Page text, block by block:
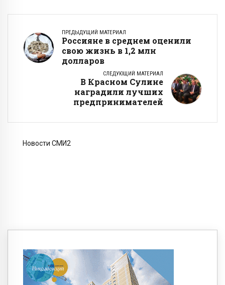
ПРЕДЫДУЩИЙ МАТЕРИАЛ
Россияне в среднем оценили
свою жизнь в 1,2 млн
долларов
СЛЕДУЮЩИЙ МАТЕРИАЛ
В Красном Сулине
наградили лучших
предпринимателей
Новости СМИ2